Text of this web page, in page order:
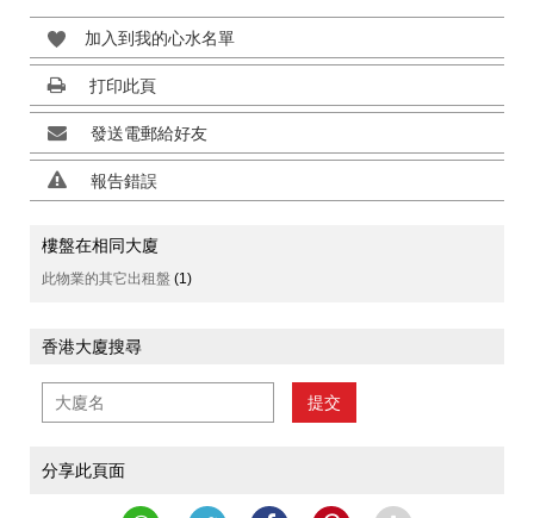
加入到我的心水名單
打印此頁
發送電郵給好友
報告錯誤
樓盤在相同大廈
此物業的其它出租盤 (1)
香港大廈搜尋
提交
分享此頁面